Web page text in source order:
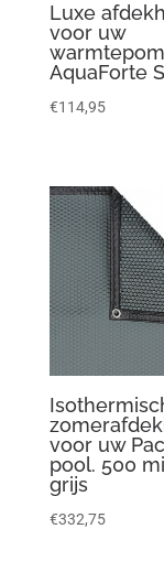
Luxe
voor uw
AquaForte
€114,95
voor uw
pool. 500
grijs
€332,75